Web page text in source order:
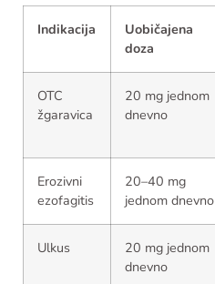
Indikacija
Uobičajena
doza
OTC
žgaravica
20 mg jednom
dnevno
Erozivni
ezofagitis
20–40 mg
jednom dnevno
Ulkus
20 mg jednom
dnevno